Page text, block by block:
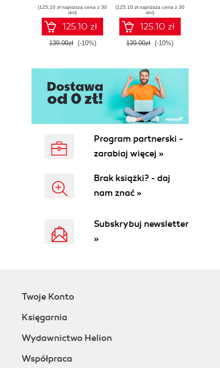
(125,10 zł najniższa cena z 30
dni)
125.10 zł
139.00zł (-10%)
(125,10 zł najniższa cena z 30
dni)
125.10 zł
139.00zł (-10%)
Program partnerski -
zarabiaj więcej »
Brak książki? - daj
nam znać »
Subskrybuj newsletter
»
Twoje Konto
Księgarnia
Wydawnictwo Helion
Współpraca